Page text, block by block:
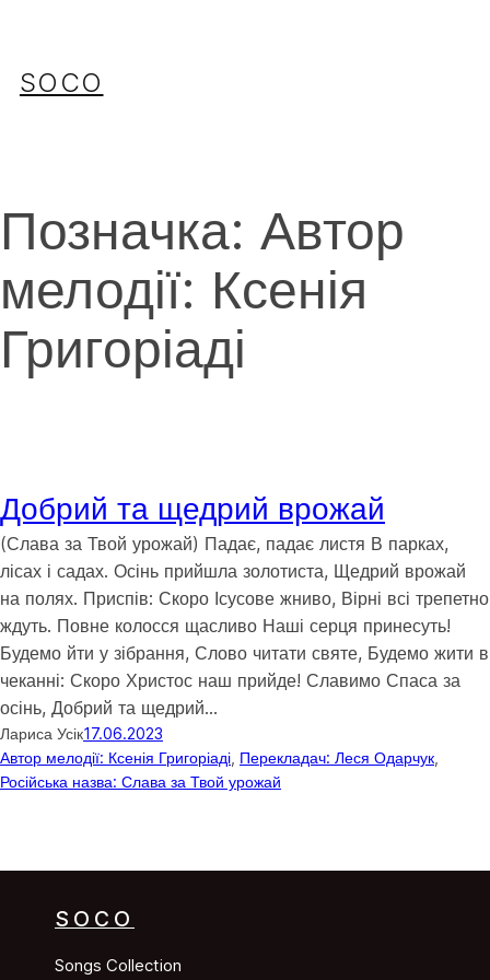
SOCO
Позначка: Автор
мелодії: Ксенія
Григоріаді
Добрий та щедрий врожай
(Слава за Твой урожай) Падає, падає листя В парках,
лісах і садах. Осінь прийшла золотиста, Щедрий врожай
на полях. Приспів: Скоро Ісусове жниво, Вірні всі трепетно
ждуть. Повне колосся щасливо Наші серця принесуть!
Будемо йти у зібрання, Слово читати святе, Будемо жити в
чеканні: Скоро Христос наш прийде! Славимо Спаса за
осінь, Добрий та щедрий…
Лариса Усік17.06.2023
Автор мелодії: Ксенія Григоріаді Перекладач: Леся Одарчук
Російська назва: Слава за Твой урожай
SOCO
Songs Collection